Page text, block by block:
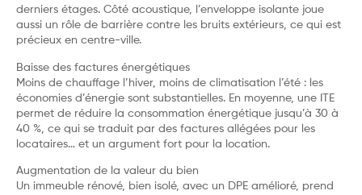
derniers étages. Côté acoustique, l’enveloppe isolante joue
aussi un rôle de barrière contre les bruits extérieurs, ce qui est
précieux en centre-ville.
Baisse des factures énergétiques
Moins de chauffage l’hiver, moins de climatisation l’été : les
économies d’énergie sont substantielles. En moyenne, une ITE
permet de réduire la consommation énergétique jusqu’à 30 à
40 %, ce qui se traduit par des factures allégées pour les
locataires… et un argument fort pour la location.
Augmentation de la valeur du bien
Un immeuble rénové, bien isolé, avec un DPE amélioré, prend